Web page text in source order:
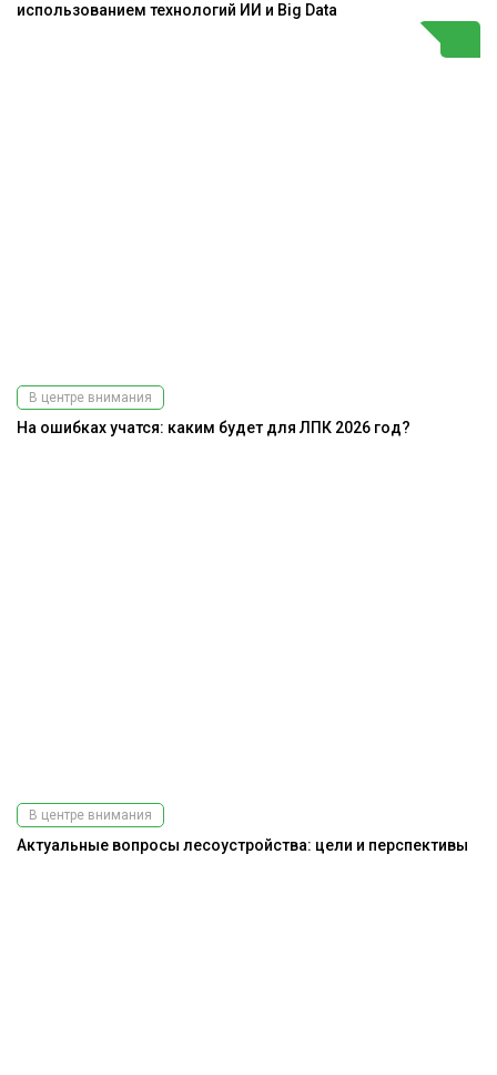
использованием технологий ИИ и Big Data
В центре внимания
На ошибках учатся: каким будет для ЛПК 2026 год?
В центре внимания
Актуальные вопросы лесоустройства: цели и перспективы